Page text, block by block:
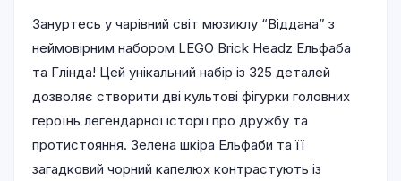
Зануртесь у чарівний світ мюзиклу “Віддана” з
неймовірним набором LEGO Brick Headz Ельфаба
та Глінда! Цей унікальний набір із 325 деталей
дозволяє створити дві культові фігурки головних
героїнь легендарної історії про дружбу та
протистояння. Зелена шкіра Ельфаби та її
загадковий чорний капелюх контрастують із